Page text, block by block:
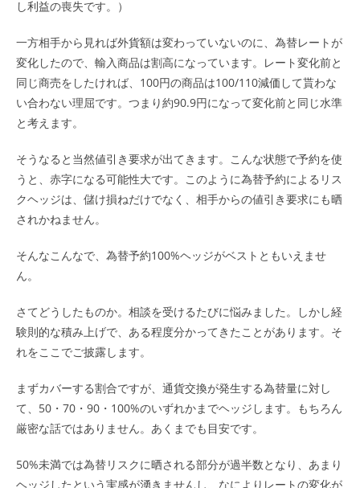
し利益の喪失です。）
一方相手から見れば外貨額は変わっていないのに、為替レートが
変化したので、輸入商品は割高になっています。レート変化前と
同じ商売をしたければ、100円の商品は100/110減価して貰わな
い合わない理屈です。つまり約90.9円になって変化前と同じ水準
と考えます。
そうなると当然値引き要求が出てきます。こんな状態で予約を使
うと、赤字になる可能性大です。このように為替予約によるリス
クヘッジは、儲け損ねだけでなく、相手からの値引き要求にも晒
されかねません。
そんなこんなで、為替予約100%ヘッジがベストともいえませ
ん。
さてどうしたものか。相談を受けるたびに悩みました。しかし経
験則的な積み上げで、ある程度分かってきたことがあります。そ
れをここでご披露します。
まずカバーする割合ですが、通貨交換が発生する為替量に対し
て、50・70・90・100%のいずれかまでヘッジします。もちろん
厳密な話ではありません。あくまでも目安です。
50%未満では為替リスクに晒される部分が過半数となり、あまり
ヘッジしたという実感が湧きませんし、なによりレートの変化が